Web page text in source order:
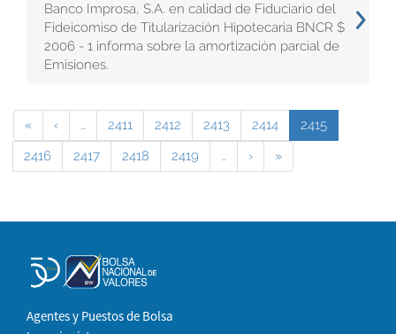
Banco Improsa, S.A. en calidad de Fiduciario del
Fideicomiso de Titularización Hipotecaria BNCR $
2006 - 1 informa sobre la amortización parcial de
Emisiones.
« ‹ … 2411 2412 2413 2414
2415
2416
2417 2418 2419 … › »
Agentes y Puestos de Bolsa